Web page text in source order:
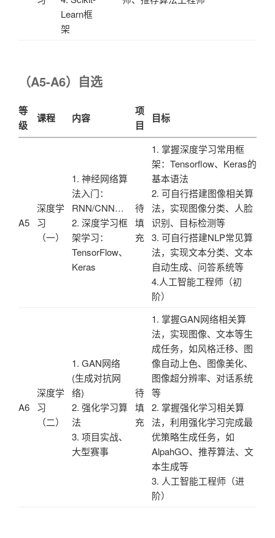
Learn框
架
（A5-A6）自选
等
级
课程 内容
项
目
目标
A5
深度学
习
（一）
1. 神经网络算
法入门：
RNN/CNN…
2. 深度学习框
架学习：
TensorFlow、
Keras
待
填
充
1. 掌握深度学习常用框
架：Tensorflow、Keras的
基本语法
2. 可自行搭建图像相关算
法，实现图像分类、人脸
识别、目标检测等
3. 可自行搭建NLP常见算
法，实现文本分类、文本
自动生成、问答系统等
4.人工智能工程师（初
阶）
A6
深度学
习
（二）
1. GAN网络
(生成对抗网
络)
2. 强化学习算
法
3. 项目实战、
大型赛事
待
填
充
1. 掌握GAN网络相关算
法，实现图像、文本等生
成任务，如风格迁移、图
像自动上色、图像美化、
图像超分辨率、对话系统
等
2. 掌握强化学习相关算
法，利用强化学习完成最
优策略生成任务，如
AlpahGO、推荐算法、文
本生成等
3. 人工智能工程师（进
阶）